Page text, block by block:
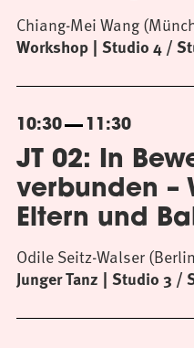
Workshop Studio 4 /
Chiang-Mei Wang
10:30 11:30
JT 02: In
verbunden –
Eltern und
Junger Tanz Studio 3 /
Odile Seitz-Walser